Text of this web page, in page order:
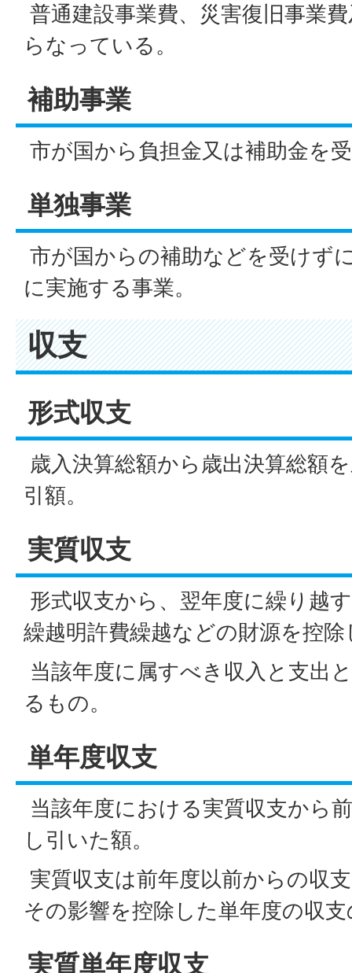
普通建設事業費、災害復旧事業
らなっている。
補助事業
市が国から負担金又は補助金を
単独事業
市が国からの補助などを受けず
に実施する事業。
収支
形式収支
歳入決算総額から歳出決算総額
引額。
実質収支
形式収支から、翌年度に繰り越
繰越明許費繰越などの財源を控除
当該年度に属すべき収入と支出
るもの。
単年度収支
当該年度における実質収支から
し引いた額。
実質収支は前年度以前からの収
その影響を控除した単年度の収
実質単年度収支